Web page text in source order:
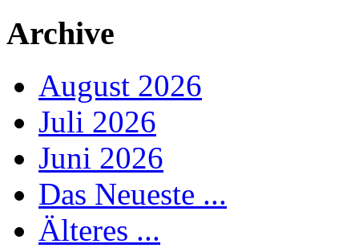
Archive
August 2026
Juli 2026
Juni 2026
Das Neueste ...
Älteres ...